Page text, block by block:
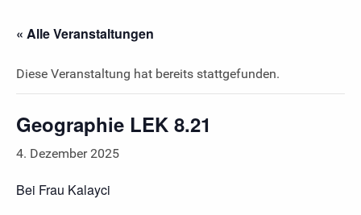
« Alle Veranstaltungen
Diese Veranstaltung hat bereits stattgefunden.
Geographie LEK 8.21
4. Dezember 2025
Bei Frau Kalayci